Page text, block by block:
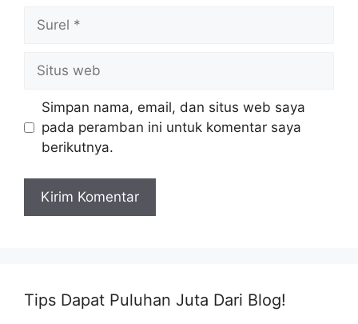
Surel
Situs
web
Simpan nama, email, dan situs web saya
pada peramban ini untuk komentar saya
berikutnya.
Tips Dapat Puluhan Juta Dari Blog!